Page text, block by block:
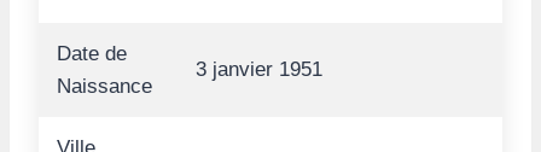
Date de
Naissance
3 janvier 1951
Ville